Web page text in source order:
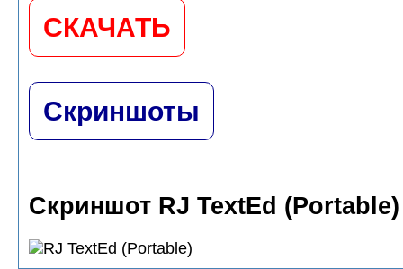
СКАЧАТЬ
Скриншоты
Скриншот RJ TextEd (Portable)